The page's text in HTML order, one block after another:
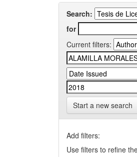
Search:
for
Current filters:
Start a new search
Add filters:
Use filters to refine